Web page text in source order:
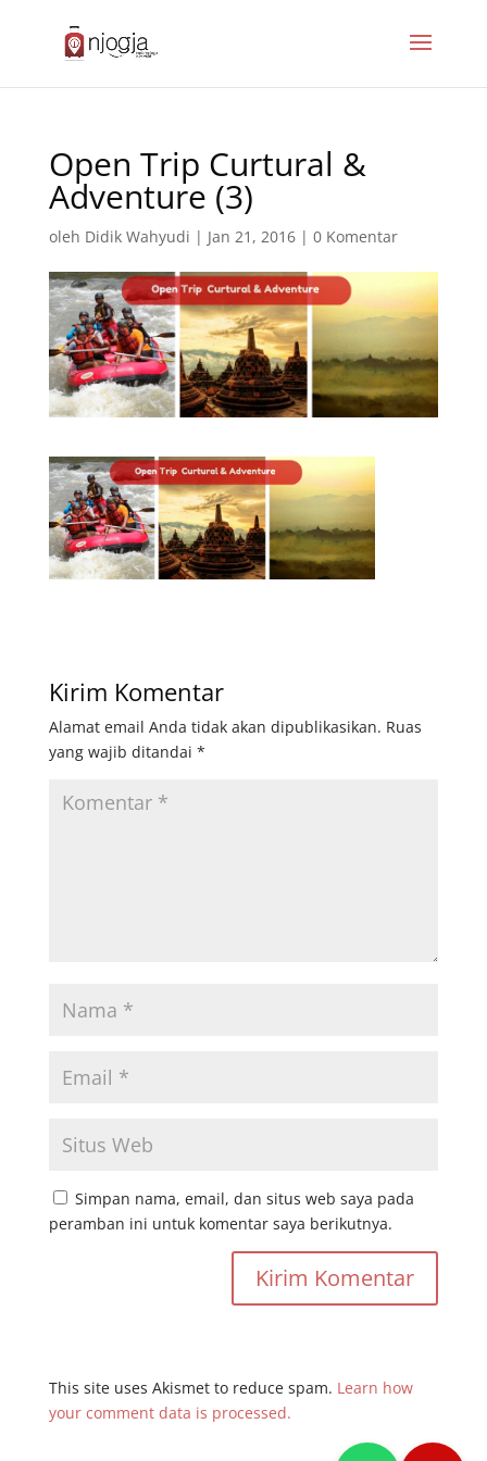
Open Trip Curtural &
Adventure (3)
oleh Didik Wahyudi | Jan 21, 2016| 0 Komentar
Kirim Komentar
Alamat email Anda tidak akan dipublikasikan. Ruas
yang wajib ditandai *
Simpan nama, email, dan situs web saya pada
peramban ini untuk komentar saya berikutnya.
This site uses Akismet to reduce spam. Learn how
your comment data is processed.